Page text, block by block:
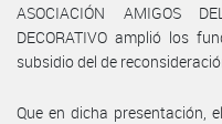
ASOCIACIÓN AMIGOS
DECORATIVO amplió los
subsidio del de
Que en dicha presentación,